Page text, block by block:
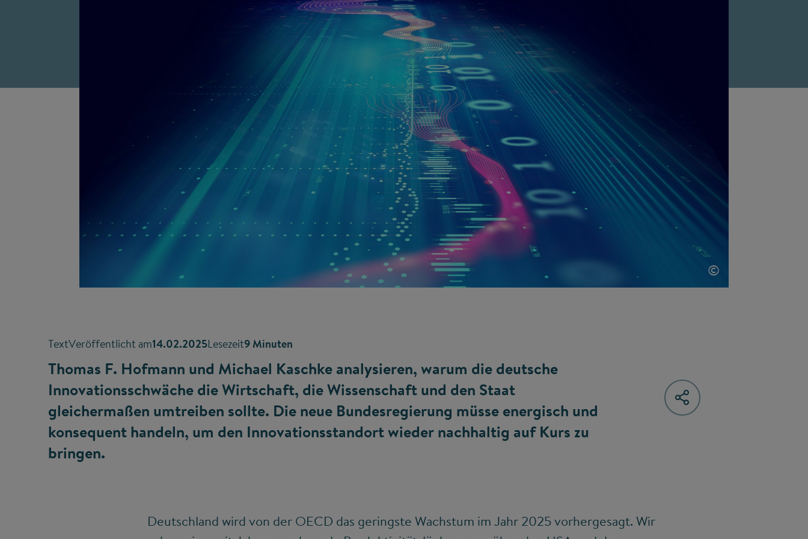
©
TextVeröffentlicht am14.02.2025Lesezeit9 Minuten
Thomas F. Hofmann und Michael Kaschke analysieren, warum die deutsche
Innovationsschwäche die Wirtschaft, die Wissenschaft und den Staat
gleichermaßen umtreiben sollte. Die neue Bundesregierung müsse energisch und
konsequent handeln, um den Innovationsstandort wieder nachhaltig auf Kurs zu
bringen.
Deutschland wird von der OECD das geringste Wachstum im Jahr 2025 vorhergesagt. Wir